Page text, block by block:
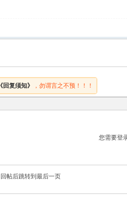
《回复须知》 ，勿谓言之不预！！！
您需要登
回帖后跳转到最后一页